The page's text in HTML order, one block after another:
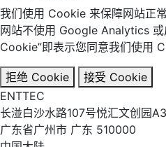
我们使用 Cookie 来保障网站正
网站不使用 Google Analytics
Cookie”即表示您同意我们使用
拒绝 Cookie
接受 Cookie
ENTTEC
长湴白沙水路107号悦汇文创园
广东省广州市 广东 510000